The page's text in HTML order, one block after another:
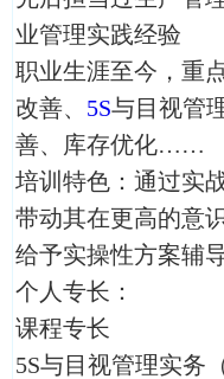
业管理实践经验
职业生涯至今，重
改善、 5S与目视管
善、库存优化……
培训特色：通过实
带动其在更高的意
给予实操性方案辅
个人专长：
课程专长
5S与目视管理实务